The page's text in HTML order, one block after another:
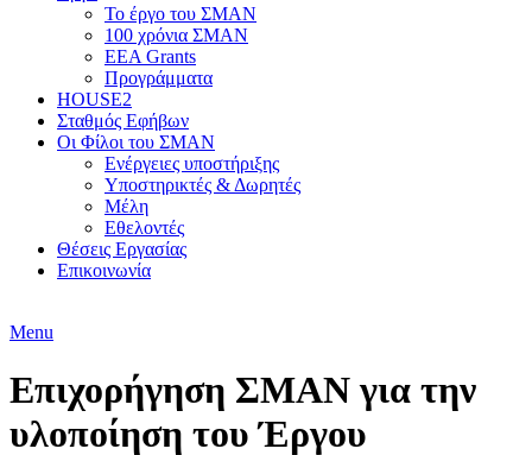
Το έργο του ΣΜΑΝ
100 χρόνια ΣΜΑΝ
EEA Grants
Προγράμματα
HOUSE2
Σταθμός Εφήβων
Οι Φίλοι του ΣΜΑΝ
Ενέργειες υποστήριξης
Υποστηρικτές & Δωρητές
Μέλη
Εθελοντές
Θέσεις Εργασίας
Επικοινωνία
Menu
Επιχορήγηση ΣΜΑΝ για την
υλοποίηση του Έργου